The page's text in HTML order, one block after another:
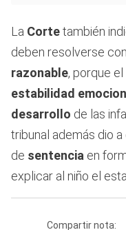
La Cortetambién
deben resolverse con
razonable, porque
estabilidad
desarrollo de las
tribunal además dio
de sentencia en
explicar al niño el
Compartir nota: